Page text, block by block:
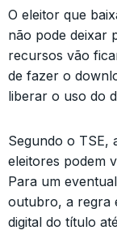
O eleitor que
não pode deixar
recursos vão
de fazer o
liberar o uso do
Segundo o TSE,
eleitores podem
Para um
outubro, a regra
digital do título